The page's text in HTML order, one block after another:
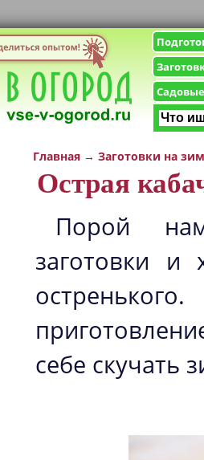
Главная → Заготовки на
Острая
Порой
заготовки и
себе скучать